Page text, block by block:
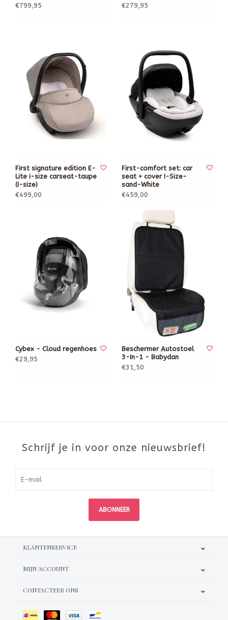
€799,95
€279,95
First signature edition E-
Lite i-size carseat-taupe
(I-size)
€499,00
First-comfort set: car
seat + cover I-Size-
sand-White
€459,00
Cybex - Cloud regenhoes
€29,95
Beschermer Autostoel
3-In-1 - Babydan
€31,50
Schrijf je in voor onze nieuwsbrief!
ABONNEER
KLANTENSERVICE
MIJN ACCOUNT
CONTACTEER ONS